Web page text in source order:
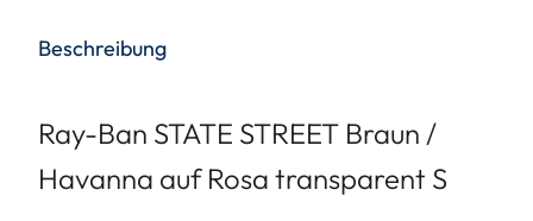
Beschreibung
Ray-Ban STATE STREET Braun /
Havanna auf Rosa transparent S